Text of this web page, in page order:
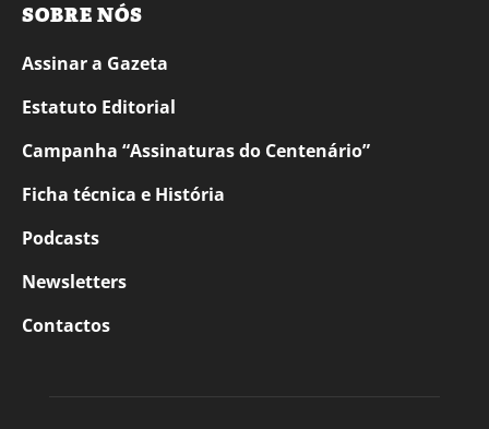
SOBRE NÓS
Assinar a Gazeta
Estatuto Editorial
Campanha “Assinaturas do Centenário”
Ficha técnica e História
Podcasts
Newsletters
Contactos